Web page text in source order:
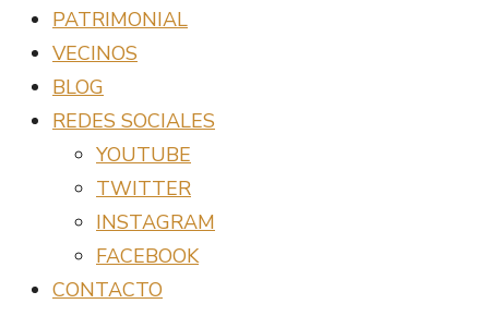
PATRIMONIAL
VECINOS
BLOG
REDES SOCIALES
YOUTUBE
TWITTER
INSTAGRAM
FACEBOOK
CONTACTO